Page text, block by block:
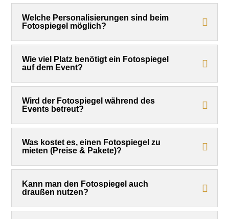
Welche Personalisierungen sind beim
Fotospiegel möglich?
Wie viel Platz benötigt ein Fotospiegel
auf dem Event?
Wird der Fotospiegel während des
Events betreut?
Was kostet es, einen Fotospiegel zu
mieten (Preise & Pakete)?
Kann man den Fotospiegel auch
draußen nutzen?